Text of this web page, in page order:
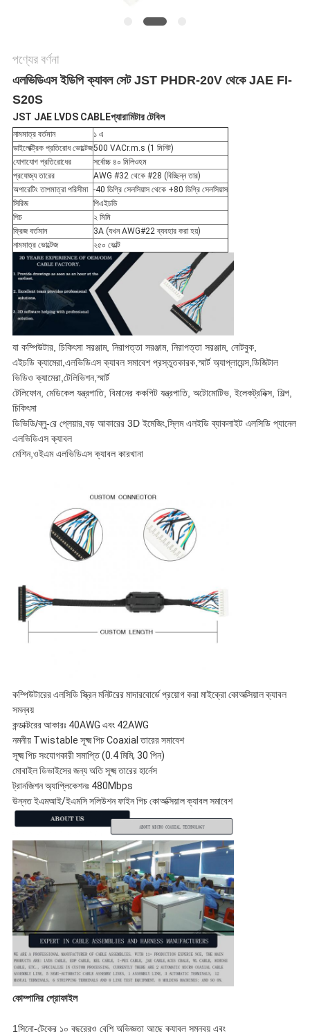
গোপনীয়তা
নীতি
পণ্যের বর্ণনা
এলভিডিএস ইডিপি ক্যাবল সেট JST PHDR-20V থেকে JAE FI-
S20S
JST JAE LVDS CABLEপ্যারামিটার টেবিল
নামমাত্র বর্তমান
১ এ
ডাইলেক্ট্রিক প্রতিরোধ ভোল্টেজ500 VACr.m.s (1 মিনিট)
যোগাযোগ প্রতিরোধের
সর্বোচ্চ ৪০ মিলিওহম
প্রযোজ্য তারের
AWG #32 থেকে #28 (বিচ্ছিন্ন তার)
অপারেটিং তাপমাত্রা পরিসীমা -40 ডিগ্রি সেলসিয়াস থেকে +80 ডিগ্রি সেলসিয়াস
সিরিজ
পিএইচডি
পিচ
২ মিমি
ফ্রিজ বর্তমান
3A (যখন AWG#22 ব্যবহার করা হয়)
নামমাত্র ভোল্টেজ
২৫০ ভোল্ট
যা কম্পিউটার, চিকিৎসা সরঞ্জাম, নিরাপত্তা সরঞ্জাম, নিরাপত্তা সরঞ্জাম, নোটবুক,
এইচডি ক্যামেরা,এলভিডিএস ক্যাবল সমাবেশ প্রস্তুতকারক,স্মার্ট অ্যাপ্লায়েন্স,ডিজিটাল
ভিডিও ক্যামেরা,টেলিভিশন,স্মার্ট
টেলিফোন, মেডিকেল যন্ত্রপাতি, বিমানের ককপিট যন্ত্রপাতি, অটোমোটিভ, ইলেকট্রনিক্স, শিল্প,
চিকিৎসা
ডিভিডি/ব্লু-রে প্লেয়ার,বড় আকারের 3D ইমেজিং,স্লিম এলইডি ব্যাকলাইট এলসিডি প্যানেল
এলভিডিএস ক্যাবল
মেশিন,ওইএম এলভিডিএস ক্যাবল কারখানা
কম্পিউটারের এলসিডি স্ক্রিন মনিটরের মাদারবোর্ডে প্রয়োগ করা মাইক্রো কোঅক্সিয়াল ক্যাবল
সমন্বয়
কন্ডাক্টরের আকারঃ 40AWG এবং 42AWG
নমনীয় Twistable সূক্ষ্ম পিচ Coaxial তারের সমাবেশ
সূক্ষ্ম পিচ সংযোগকারী সমাপ্তি (0.4 মিমি, 30 পিন)
মোবাইল ডিভাইসের জন্য অতি সূক্ষ্ম তারের হার্নেস
ট্রানজিশন অ্যাপ্লিকেশনঃ 480Mbps
উন্নত ইএমআই/ইএমসি সলিউশন ফাইন পিচ কোঅক্সিয়াল ক্যাবল সমাবেশ
কোম্পানির প্রোফাইল
1সিনো-টেকের ১০ বছরেরও বেশি অভিজ্ঞতা আছে ক্যাবল সমন্বয় এবং